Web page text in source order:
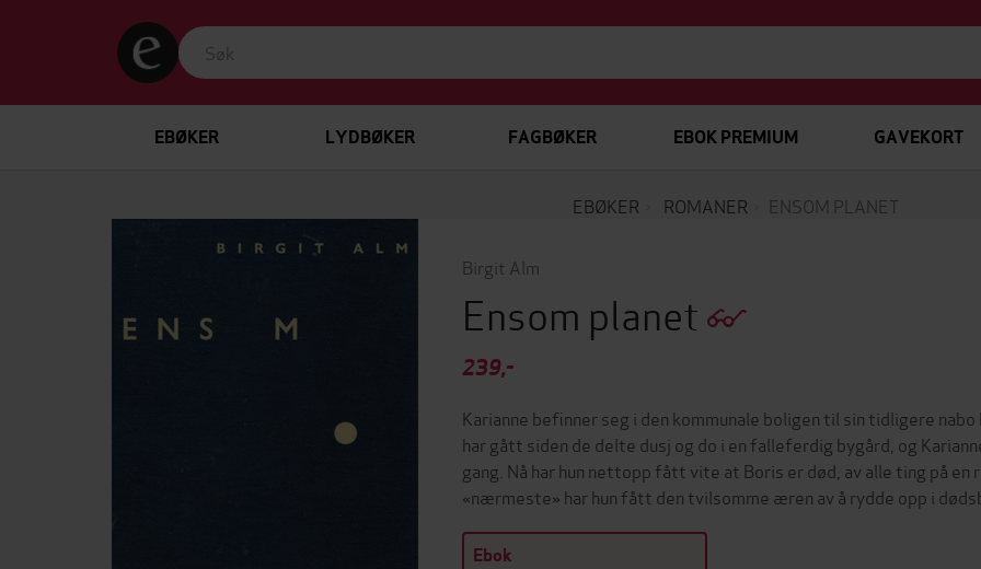
EBØKER LYDBØKER FAGBØKER EBOK PREMIUM GAVEKORT
EBØKER ROMANER ENSOM PLANET
Birgit Alm
Ensom planet
239,-
Karianne befinner seg i den kommunale boligen til sin tidligere
har gått siden de delte dusj og do i en falleferdig bygård, og
gang. Nå har hun nettopp fått vite at Boris er død, av alle ting på en
«nærmeste» har hun fått den tvilsomme æren av å rydde opp i
Ebok